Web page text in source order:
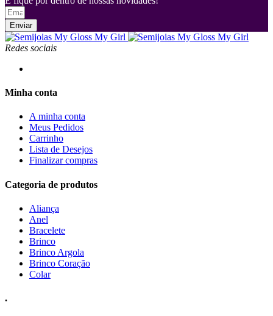
Enviar
Redes sociais
Minha conta
A minha conta
Meus Pedidos
Carrinho
Lista de Desejos
Finalizar compras
Categoria de produtos
Aliança
Anel
Bracelete
Brinco
Brinco Argola
Brinco Coração
Colar
.